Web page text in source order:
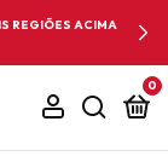
REGIÕES ACIMA
0